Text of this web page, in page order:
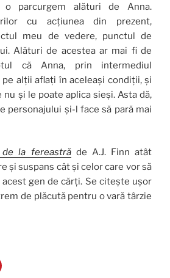
parcurgem alături de Anna.
cu acțiunea din prezent,
meu de vedere, punctul de
Alături de acestea ar mai fi de
că Anna, prin intermediul
alții aflați în aceleași condiții, și
și le poate aplica sieși. Asta dă,
personajului și-l face să pară mai
de la fereastrăde A.J. Finn atât
și suspans cât și celor care vor să
acest gen de cărți. Se citește ușor
de plăcută pentru o vară târzie